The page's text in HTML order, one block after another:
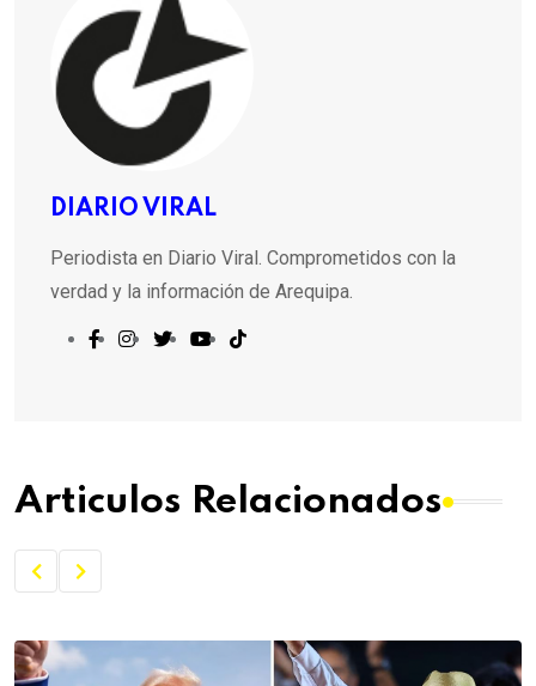
DIARIO VIRAL
Periodista en Diario Viral. Comprometidos con la
verdad y la información de Arequipa.
Articulos Relacionados